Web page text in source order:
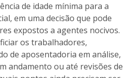
de idade mínima para a
em uma decisão que pode
expostos a agentes nocivos.
os trabalhadores,
de aposentadoria em análise,
andamento ou até revisões de